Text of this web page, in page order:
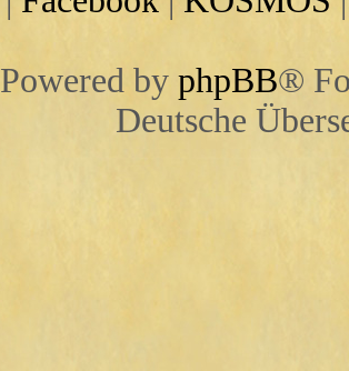
Powered by phpBB®
Deutsche